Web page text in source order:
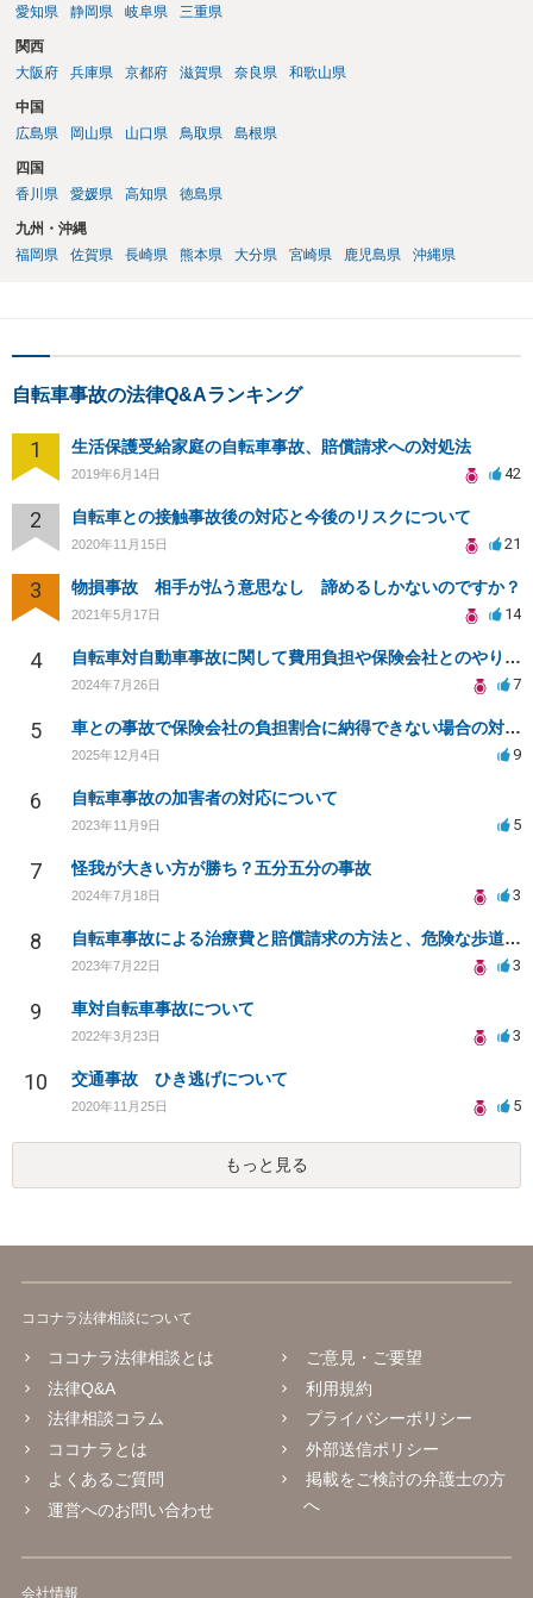
愛知県
静岡県 岐阜県 三重県
関西
大阪府
兵庫県 京都府 滋賀県 奈良県 和歌山県
中国
広島県
岡山県 山口県 鳥取県 島根県
四国
香川県
愛媛県 高知県 徳島県
九州・沖縄
福岡県
佐賀県 長崎県 熊本県 大分県 宮崎県 鹿児島県 沖縄県
自転車事故の法律Q&Aランキング
1 生活保護受給家庭の自転車事故、賠償請求への対処法
2019年6月14日 42
2 自転車との接触事故後の対応と今後のリスクについて
2020年11月15日 21
3 物損事故 相手が払う意思なし 諦めるしかないのですか？
2021年5月17日 14
4 自転車対自動車事故に関して費用負担や保険会社とのやり取りについて
2024年7月26日 7
5 車との事故で保険会社の負担割合に納得できない場合の対処法
2025年12月4日 9
6 自転車事故の加害者の対応について
2023年11月9日 5
7 怪我が大きい方が勝ち？五分五分の事故
2024年7月18日 3
8 自転車事故による治療費と賠償請求の方法と、危険な歩道の改善について相談したい
2023年7月22日 3
9 車対自転車事故について
2022年3月23日 3
10 交通事故 ひき逃げについて
2020年11月25日 5
もっと見る
ココナラ法律相談について
ココナラ法律相談とは
法律Q&A
法律相談コラム
ココナラとは
よくあるご質問
運営へのお問い合わせ
ご意見・ご要望
利用規約
プライバシーポリシー
外部送信ポリシー
掲載をご検討の弁護士の方
へ
会社情報